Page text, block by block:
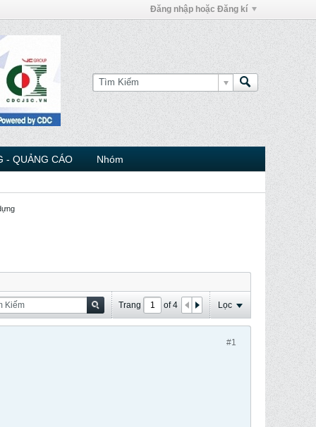
Đăng nhập hoặc Đăng kí
- QUẢNG CÁO Nhóm
Trang of4 Lọc
#1